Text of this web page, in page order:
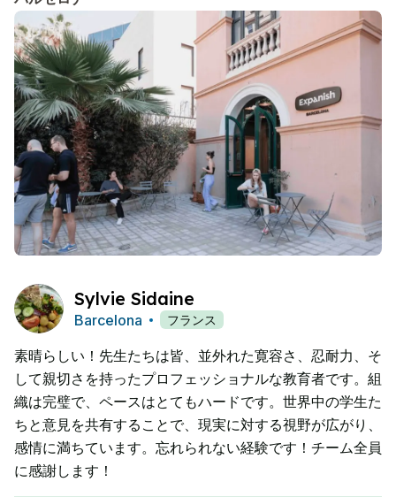
Sylvie Sidaine
Barcelona フランス
素晴らしい！先生たちは皆、並外れた寛容さ、忍耐力、そ
して親切さを持ったプロフェッショナルな教育者です。組
織は完璧で、ペースはとてもハードです。世界中の学生た
ちと意見を共有することで、現実に対する視野が広がり、
感情に満ちています。忘れられない経験です！チーム全員
に感謝します！